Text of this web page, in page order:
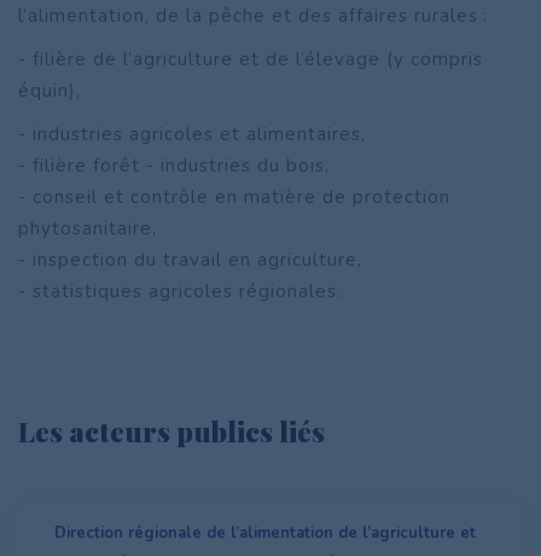
l’alimentation, de la pêche et des affaires rurales :
- filière de l’agriculture et de l’élevage (y compris
équin),
- industries agricoles et alimentaires,
- filière forêt - industries du bois,
- conseil et contrôle en matière de protection
phytosanitaire,
- inspection du travail en agriculture,
- statistiques agricoles régionales.
Les acteurs publics liés
Direction régionale de l’alimentation de l’agriculture et